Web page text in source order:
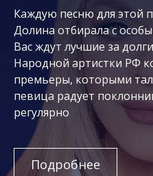
Каждую песню для этой
Долина отбирала с
Вас ждут лучшие за
Народной артистки РФ
премьеры, которыми
певица радует
регулярно
Подробнее